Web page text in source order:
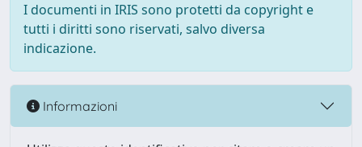
I documenti in IRIS sono protetti da copyright e
tutti i diritti sono riservati, salvo diversa
indicazione.
Informazioni